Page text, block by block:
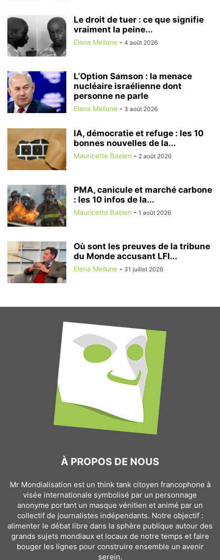
Le droit de tuer : ce que signifie
vraiment la peine...
Elena Meilune - 4 août 2026
L’Option Samson : la menace
nucléaire israélienne dont
personne ne parle
Elena Meilune - 3 août 2026
IA, démocratie et refuge : les 10
bonnes nouvelles de la...
Mauricette Baelen - 2 août 2026
PMA, canicule et marché carbone
: les 10 infos de la...
Mauricette Baelen - 1 août 2026
Où sont les preuves de la tribune
du Monde accusant LFI...
Elena Meilune - 31 juillet 2026
À PROPOS DE NOUS
Mr Mondialisation est un think tank citoyen francophone à
visée internationale symbolisé par un personnage
anonyme portant un masque vénitien et animé par un
collectif de journalistes indépendants. Notre objectif :
alimenter le débat libre dans la sphère publique autour des
grands sujets mondiaux et locaux de notre temps et faire
bouger les lignes pour construire ensemble un avenir
serein.